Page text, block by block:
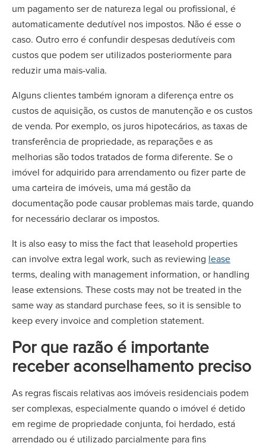
um pagamento ser de natureza legal ou profissional, é
automaticamente dedutível nos impostos. Não é esse o
caso. Outro erro é confundir despesas dedutíveis com
custos que podem ser utilizados posteriormente para
reduzir uma mais-valia.
Alguns clientes também ignoram a diferença entre os
custos de aquisição, os custos de manutenção e os custos
de venda. Por exemplo, os juros hipotecários, as taxas de
transferência de propriedade, as reparações e as
melhorias são todos tratados de forma diferente. Se o
imóvel for adquirido para arrendamento ou fizer parte de
uma carteira de imóveis, uma má gestão da
documentação pode causar problemas mais tarde, quando
for necessário declarar os impostos.
It is also easy to miss the fact that leasehold properties
can involve extra legal work, such as reviewing lease
terms, dealing with management information, or handling
lease extensions. These costs may not be treated in the
same way as standard purchase fees, so it is sensible to
keep every invoice and completion statement.
Por que razão é importante
receber aconselhamento preciso
As regras fiscais relativas aos imóveis residenciais podem
ser complexas, especialmente quando o imóvel é detido
em regime de propriedade conjunta, foi herdado, está
arrendado ou é utilizado parcialmente para fins